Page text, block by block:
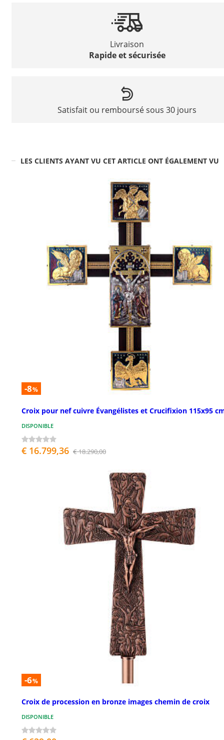
Livraison
Rapide et sécurisée
Satisfait ou remboursé sous 30 jours
LES CLIENTS AYANT VU CET ARTICLE ONT ÉGALEMENT VU
-8%
Croix pour nef cuivre Évangélistes et Crucifixion 115x95
DISPONIBLE
€ 16.799,36 € 18.290,00
-6%
Croix de procession en bronze images chemin de croix
DISPONIBLE